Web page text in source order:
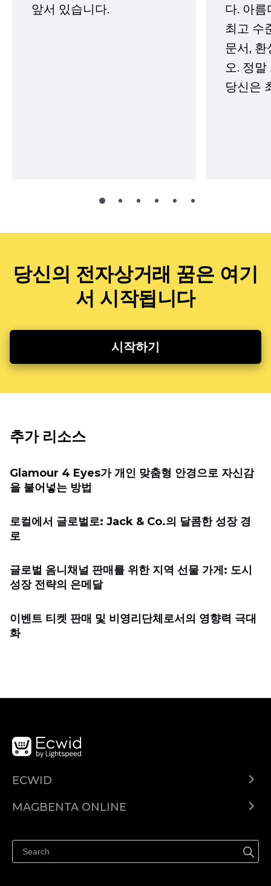
앞서 있습니다.
다. 아름
최고 수
문서,
오. 정
당신은
당신의 전자상거래 꿈은 여기
서 시작됩니다
시작하기
추가 리소스
Glamour 4 Eyes가 개인 맞춤형 안경으로 자신감
을 불어넣는 방법
로컬에서 글로벌로: Jack & Co.의 달콤한 성장 경
로
글로벌 옴니채널 판매를 위한 지역 선물 가게: 도시
성장 전략의 은메달
이벤트 티켓 판매 및 비영리단체로서의 영향력 극대
화
ECWID
Help center
MAGBENTA ONLINE
Ibenta sa Facebook